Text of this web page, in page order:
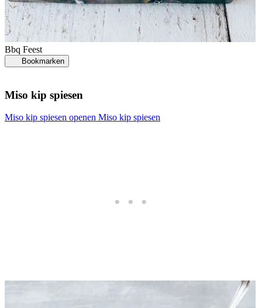
Bbq Feest
Bookmarken
Miso kip spiesen
Miso kip spiesen openen Miso kip spiesen